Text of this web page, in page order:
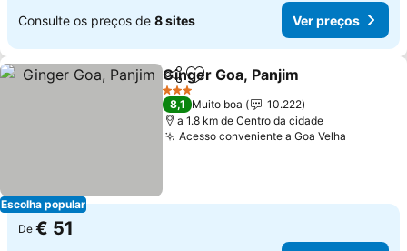
Consulte os preços de 8 sites Ver preços
Escolha popular
PartilharAdicionar aos favoritos
Ginger Goa, Panjim
3 Estrelas
8,1 Muito boa
10.222
a 1.8 km de Centro da cidade
Acesso conveniente a Goa Velha
De € 51